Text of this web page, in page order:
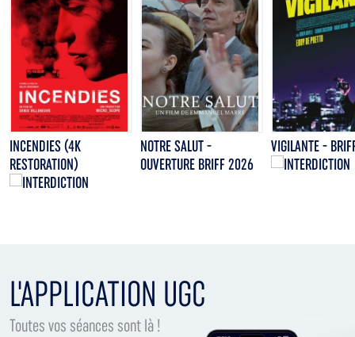
INCENDIES (4K
RESTORATION)
NOTRE SALUT -
OUVERTURE BRIFF 2026
VIGILANTE -
L'APPLICATION UGC
Toutes vos séances sont là !